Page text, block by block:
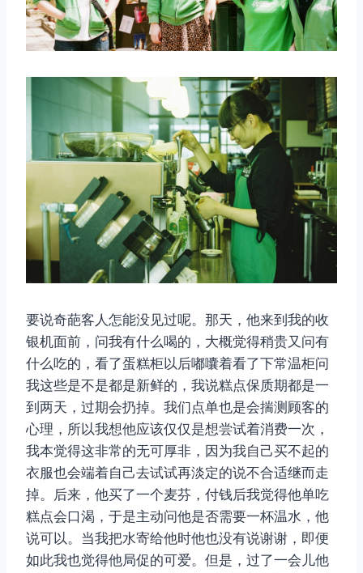
要说奇葩客人怎能没见过呢。那天，他来到我的收
银机面前，问我有什么喝的，大概觉得稍贵又问有
什么吃的，看了蛋糕柜以后嘟囔着看了下常温柜问
我这些是不是都是新鲜的，我说糕点保质期都是一
到两天，过期会扔掉。我们点单也是会揣测顾客的
心理，所以我想他应该仅仅是想尝试着消费一次，
我本觉得这非常的无可厚非，因为我自己买不起的
衣服也会端着自己去试试再淡定的说不合适继而走
掉。后来，他买了一个麦芬，付钱后我觉得他单吃
糕点会口渴，于是主动问他是否需要一杯温水，他
说可以。当我把水寄给他时他也没有说谢谢，即便
如此我也觉得他局促的可爱。但是，过了一会儿他